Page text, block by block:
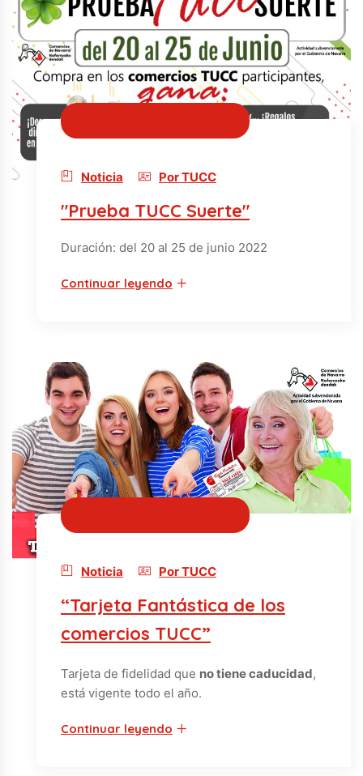
Noticia Por TUCC
"Prueba TUCC Suerte"
Duración: del 20 al 25 de junio 2022
Continuar leyendo
Noticia Por TUCC
“Tarjeta Fantástica de los
comercios TUCC”
Tarjeta de fidelidad que no tiene caducidad,
está vigente todo el año.
Continuar leyendo